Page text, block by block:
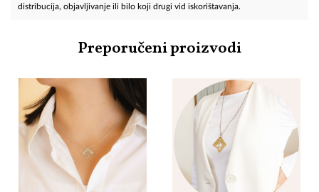
distribucija, objavljivanje ili bilo koji drugi vid iskorištavanja.
Preporučeni proizvodi